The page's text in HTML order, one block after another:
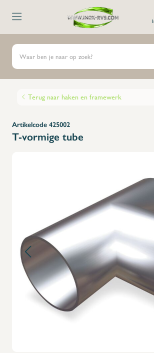
Terug naar haken en framewerk
Artikelcode 425002
T-vormige tube